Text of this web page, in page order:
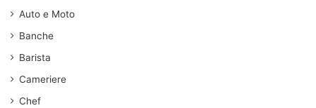
Auto e Moto
Banche
Barista
Cameriere
Chef